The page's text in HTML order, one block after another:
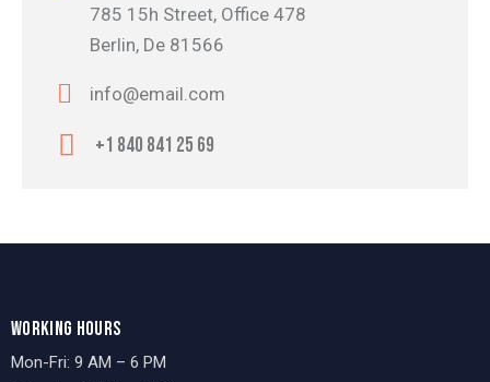
785 15h Street, Office 478
Berlin, De 81566
info@email.com
+1 840 841 25 69
WORKING HOURS
Mon-Fri: 9 AM – 6 PM